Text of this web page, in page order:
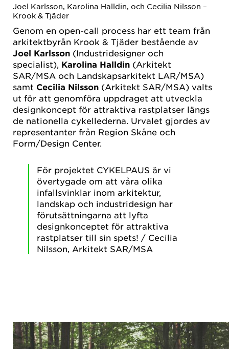
Joel Karlsson, Karolina Halldin, och Cecilia Nilsson –
Krook & Tjäder
Genom en open-call process har ett team från
arkitektbyrån Krook & Tjäder bestående av
Joel Karlsson (Industridesigner och
specialist), Karolina Halldin (Arkitekt
SAR/MSA och Landskapsarkitekt LAR/MSA)
samt Cecilia Nilsson (Arkitekt SAR/MSA) valts
ut för att genomföra uppdraget att utveckla
designkoncept för attraktiva rastplatser längs
de nationella cykellederna. Urvalet gjordes av
representanter från Region Skåne och
Form/Design Center.
För projektet CYKELPAUS är vi
övertygade om att våra olika
infallsvinklar inom arkitektur,
landskap och industridesign har
förutsättningarna att lyfta
designkonceptet för attraktiva
rastplatser till sin spets! / Cecilia
Nilsson, Arkitekt SAR/MSA